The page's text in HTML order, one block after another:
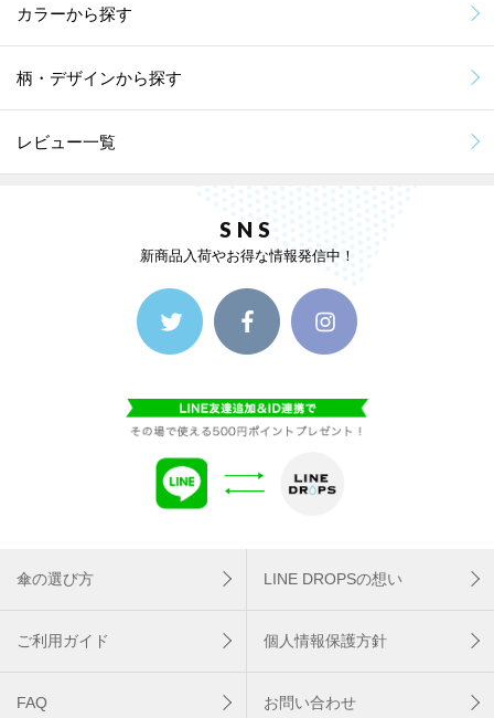
カラーから探す
柄・デザインから探す
レビュー一覧
SNS
新商品入荷やお得な情報発信中！
傘の選び方 LINE DROPSの想い
ご利用ガイド 個人情報保護方針
FAQ お問い合わせ